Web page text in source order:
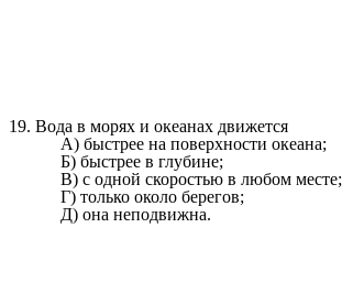
19. Вода в морях и океанах движется
А) быстрее на поверхности океана;
Б) быстрее в глубине;
В) с одной скоростью в любом месте;
Г) только около берегов;
Д) она неподвижна.